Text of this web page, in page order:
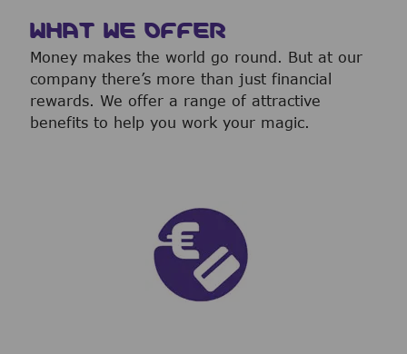
WHAT WE OFFER
Money makes the world go round. But at our
company there’s more than just financial
rewards. We offer a range of attractive
benefits to help you work your magic.